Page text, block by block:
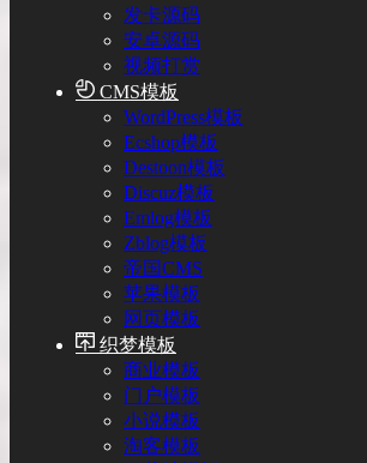
发卡源码
安卓源码
视频打赏
CMS模板
WordPress模板
Ecshop模板
Destoon模板
Discuz模板
Emlog模板
Zblog模板
帝国CMS
苹果模板
网页模板
织梦模板
商业模板
门户模板
小说模板
淘客模板